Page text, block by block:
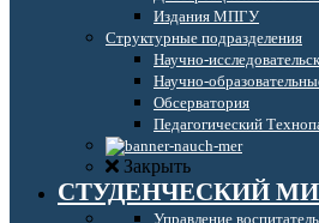
Издания МПГУ
Структурные подразделения
Научно-
Научно-
Обсерватория
Педагогический
Закрыть
СТУДЕНЧЕСКИЙ
Управление